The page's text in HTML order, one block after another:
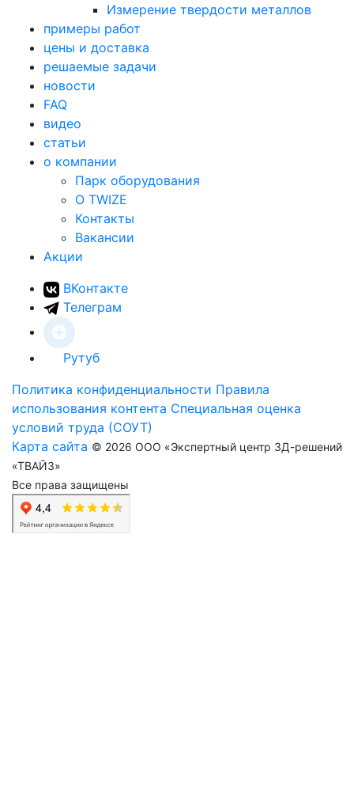
Измерение твердости металлов
примеры работ
цены и доставка
решаемые задачи
новости
FAQ
видео
статьи
о компании
Парк оборудования
О TWIZE
Контакты
Вакансии
Акции
ВКонтакте
Телеграм
Рутуб
Политика конфиденциальности Правила
использования контента Специальная оценка
условий труда (СОУТ)
Карта сайта © 2026 ООО «Экспертный центр 3Д-решений
«ТВАЙЗ»
Все права защищены